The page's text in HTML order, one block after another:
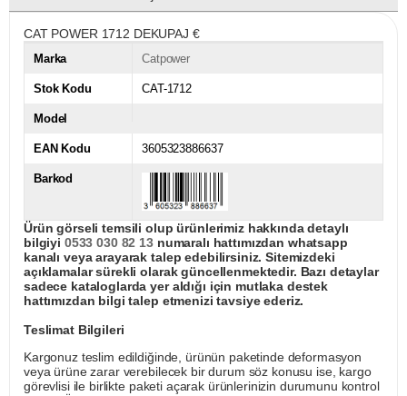
CAT POWER 1712 DEKUPAJ €
Marka Catpower
Stok Kodu CAT-1712
Model
EAN Kodu 3605323886637
Barkod
Ürün görseli temsili olup ürünlerimiz hakkında detaylı
bilgiyi 0533 030 82 13numaralı hattımızdan whatsapp
kanalı veya arayarak talep edebilirsiniz. Sitemizdeki
açıklamalar sürekli olarak güncellenmektedir. Bazı detaylar
sadece kataloglarda yer aldığı için mutlaka destek
hattımızdan bilgi talep etmenizi tavsiye ederiz.
Teslimat Bilgileri
Kargonuz teslim edildiğinde, ürünün paketinde deformasyon
veya ürüne zarar verebilecek bir durum söz konusu ise, kargo
görevlisi ile birlikte paketi açarak ürünlerinizin durumunu kontrol